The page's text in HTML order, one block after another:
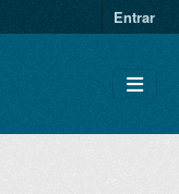
Entrar